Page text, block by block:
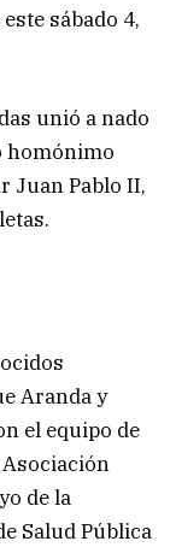
sábado 4,
unió a nado
homónimo
Juan Pablo II,
Aranda y
el equipo de
de la
Salud Pública